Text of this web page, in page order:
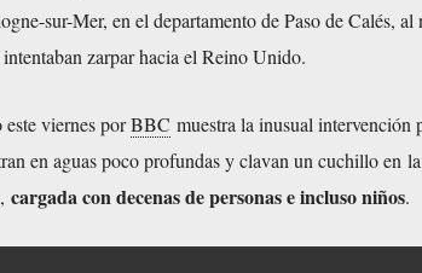
sur-Mer, en el departamento de Paso de Calés, al
zarpar hacia el Reino Unido.
este viernes porBBC muestra la inusual intervención
en aguas poco profundas y clavan un cuchillo en la
cargada con decenas de personas e incluso niños.